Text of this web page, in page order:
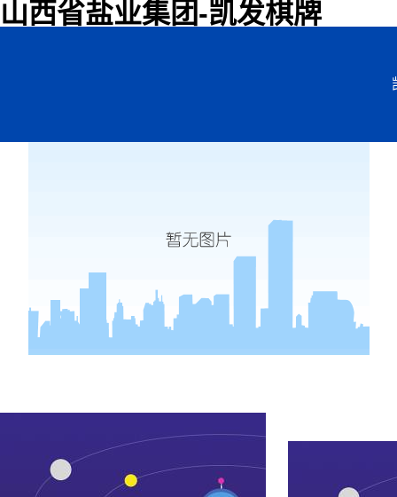
山西省盐业集团-凯发棋牌